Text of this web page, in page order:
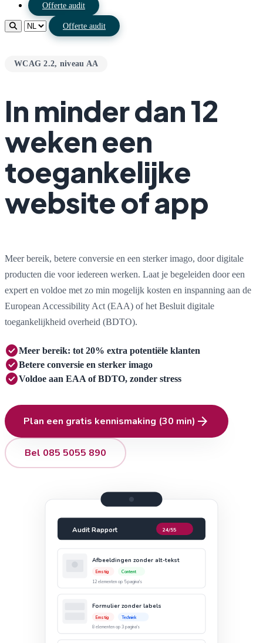
Offerte audit
Offerte audit
WCAG 2.2, niveau AA
In minder dan 12
weken een
toegankelijke
website of app
Meer bereik, betere conversie en een sterker imago, door digitale
producten die voor iedereen werken. Laat je begeleiden door een
expert en voldoe met zo min mogelijk kosten en inspanning aan de
European Accessibility Act (EAA) of het Besluit digitale
toegankelijkheid overheid (BDTO).
check_circleMeer bereik: tot 20% extra potentiële klanten
check_circleBetere conversie en sterker imago
check_circleVoldoe aan EAA of BDTO, zonder stress
Plan een gratis kennismaking (30 min) arrow_forward
Bel 085 5055 890
Audit Rapport 24/55
Afbeeldingen zonder alt-tekst
Ernstig
Content
12 elementen op 5 pagina's
Formulier zonder labels
Ernstig
Techniek
8 elementen op 3 pagina's